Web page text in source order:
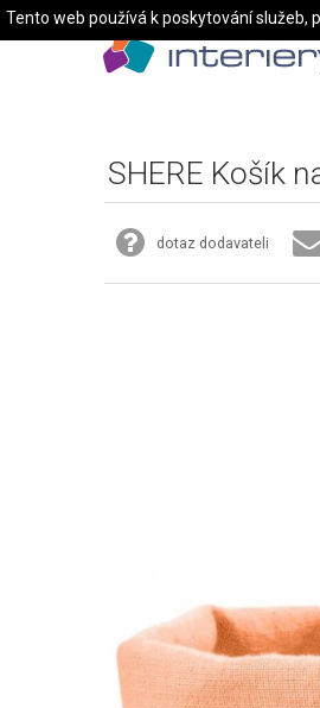
SHERE Košík
dotaz dodavateli
Tento web používá k poskytování služeb,